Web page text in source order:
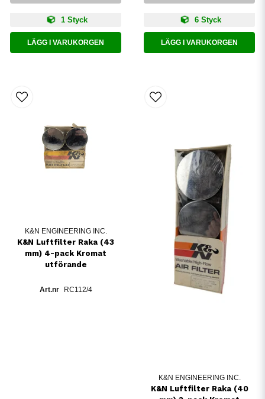
1 Styck
LÄGG I VARUKORGEN
6 Styck
LÄGG I VARUKORGEN
K&N ENGINEERING INC.
K&N Luftfilter Raka (43
mm) 4-pack Kromat
utförande
RC112/4
K&N ENGINEERING INC.
K&N Luftfilter Raka (40